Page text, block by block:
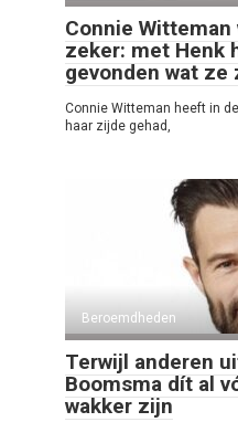
Connie
zeker: met Henk
gevonden wat ze
Connie Witteman heeft in
haar zijde gehad,
Beroemdheden
Terwijl anderen
Boomsma dít al
wakker zijn